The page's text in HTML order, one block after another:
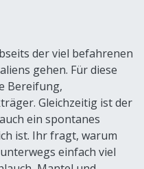
der viel befahrenen
gehen. Für diese
Bereifung,
Gleichzeitig ist der
ein spontanes
ist. Ihr fragt, warum
einfach viel